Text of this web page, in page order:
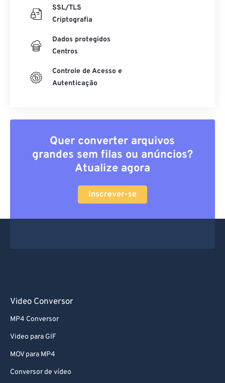
SSL/TLS
Criptografia
Dados protegidos
Centros
Controle de Acesso e
Autenticação
Quer converter arquivos
grandes sem filas ou anúncios?
Atualize agora
Inscrever-se
Video Conversor
MP4 Conversor
Video para GIF
MOV para MP4
Conversor de vídeo